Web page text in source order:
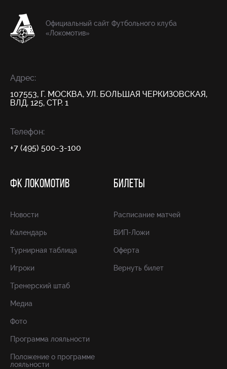
Официальный сайт Футбольного клуба
«Локомотив»
Адрес:
107553, Г. МОСКВА, УЛ. БОЛЬШАЯ ЧЕРКИЗОВСКАЯ,
ВЛД. 125, СТР. 1
Телефон:
+7 (495) 500-3-100
ФК ЛОКОМОТИВ
Новости
Календарь
Турнирная таблица
Игроки
Тренерский штаб
Медиа
Фото
Программа лояльности
Положение о программе
лояльности
БИЛЕТЫ
Расписание матчей
ВИП-Ложи
Оферта
Вернуть билет